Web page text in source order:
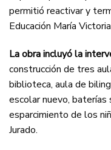
permitió reactivar y
Educación María
La obra incluyó la
construcción de tres
biblioteca, aula de
escolar nuevo, baterías
esparcimiento de los
Jurado.